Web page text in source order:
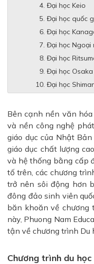
Đại học Keio
Đại học quốc
Đại học
Đại học Ngoại
Đại học
Đại học Osaka
Đại học
Bên cạnh nền văn
và nền công nghệ
giáo dục của Nhật
giáo dục chất lượng
và hệ thống bằng cấp
tố trên, các chương
trở nên sôi động hơn
đông đảo sinh viên
băn khoăn về
này, Phuong Nam
tận về chương trình Du
Chương trình du